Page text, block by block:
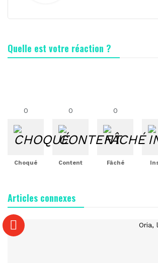
Quelle est votre réaction ?
0
Choqué
0
Content
0
Fâché
Articles connexes